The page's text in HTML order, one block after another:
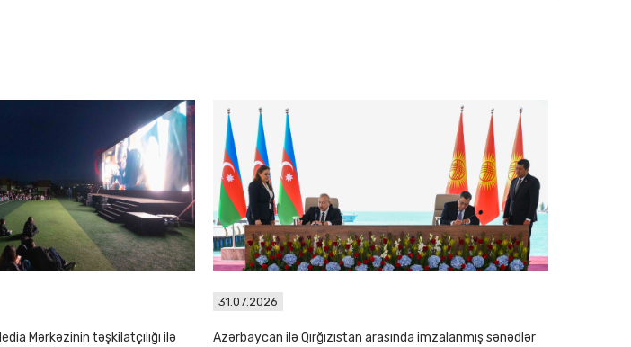
Mərkəzinin təşkilatçılığı ilə
31.07.2026
Azərbaycan ilə Qırğızıstan arasında imzalanmış sənədlər